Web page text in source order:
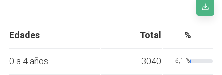
Edades Total %
0 a 4 años 3040 6,1 %